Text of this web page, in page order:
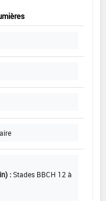
:Stades BBCH 12 à